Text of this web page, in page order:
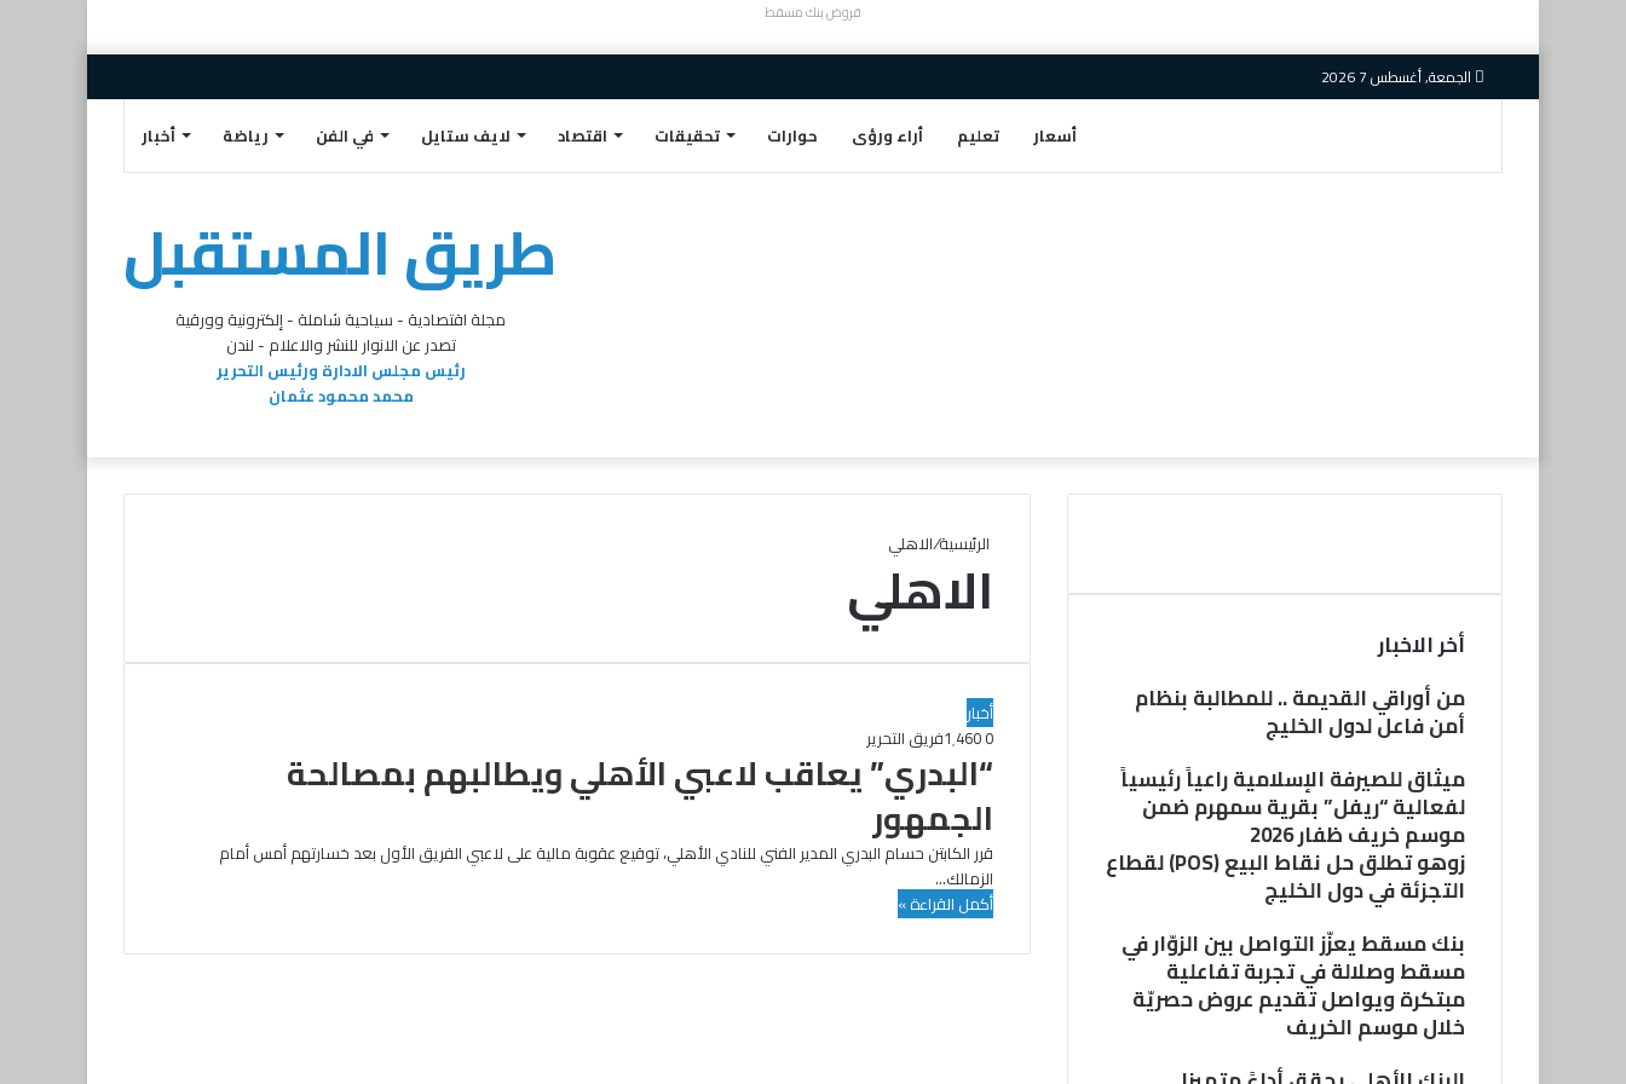
قروض بنك مسقط
الجمعة, أغسطس 7 2026
الالكتروني
أخبار رياضة في الفن لايف ستايل اقتصاد تحقيقات حوارات أراء ورؤى تعليم أسعار
طريق المستقبل
مجلة اقتصادية - سياحية شاملة - إلكترونية وورقية
تصدر عن الانوار للنشر والاعلام - لندن
رئيس مجلس الادارة ورئيس التحرير
محمد محمود عثمان
الرئيسية/الاهلي
الاهلي
أخبار
فريق التحرير
0
“البدري” يعاقب لاعبي الأهلي ويطالبهم بمصالحة
الجمهور
قرر الكابتن حسام البدري المدير الفني للنادي الأهلي، توقيع عقوبة مالية على لاعبي الفريق الأول بعد خسارتهم أمس أمام
الزمالك…
أكمل القراءة »
أخر الاخبار
من أوراقي القديمة .. للمطالبة بنظام
أمن فاعل لدول الخليج
ميثاق للصيرفة الإسلامية راعياً رئيسياً
لفعالية “ريفل” بقرية سمهرم ضمن
موسم خريف ظفار 2026
زوهو تطلق حل نقاط البيع (POS) لقطاع
التجزئة في دول الخليج
بنك مسقط يعزّز التواصل بين الزوّار في
مسقط وصلالة في تجربة تفاعلية
مبتكرة ويواصل تقديم عروض حصريّة
خلال موسم الخريف